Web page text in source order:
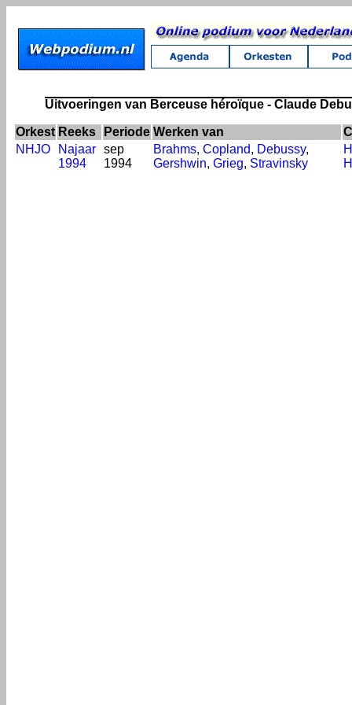
Uitvoeringen van Berceuse héroïque - Claude
Orkest Reeks Periode Werken van
NHJO
Najaar
1994
sep
1994
Brahms, Copland, Debussy,
Gershwin, Grieg, Stravinsky